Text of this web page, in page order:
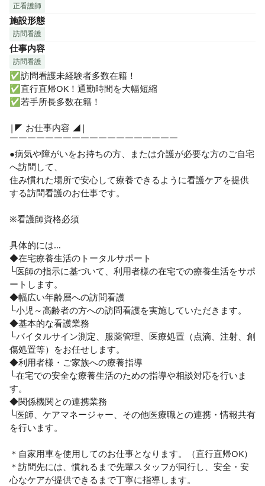
正看護師
施設形態
訪問看護
仕事内容
訪問看護
✅訪問看護未経験者多数在籍！
✅直行直帰OK！通勤時間を大幅短縮
✅若手所長多数在籍！
|◤ お仕事内容 ◢|
￣￣￣￣￣￣￣￣￣￣￣￣￣￣￣￣￣￣￣
●病気や障がいをお持ちの方、または介護が必要な方のご自宅
へ訪問して、
住み慣れた場所で安心して療養できるように看護ケアを提供
する訪問看護のお仕事です。
※看護師資格必須
具体的には…
◆在宅療養生活のトータルサポート
└医師の指示に基づいて、利用者様の在宅での療養生活をサポ
ートします。
◆幅広い年齢層への訪問看護
└小児～高齢者の方への訪問看護を実施していただきます。
◆基本的な看護業務
└バイタルサイン測定、服薬管理、医療処置（点滴、注射、創
傷処置等）をお任せします。
◆利用者様・ご家族への療養指導
└在宅での安全な療養生活のための指導や相談対応を行いま
す。
◆関係機関との連携業務
└医師、ケアマネージャー、その他医療職との連携・情報共有
を行います。
＊自家用車を使用してのお仕事となります。（直行直帰OK）
＊訪問先には、慣れるまで先輩スタッフが同行し、安全・安
心なケアが提供できるまで丁寧に指導します。